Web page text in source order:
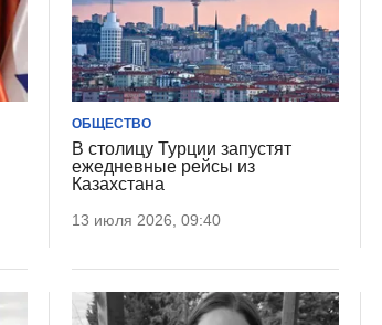
ОБЩЕСТВО
В столицу Турции запустят
ежедневные рейсы из
Казахстана
13 июля 2026, 09:40